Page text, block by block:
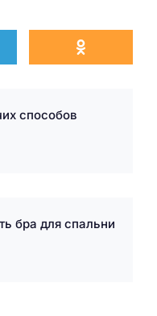
способов
бра для спальни